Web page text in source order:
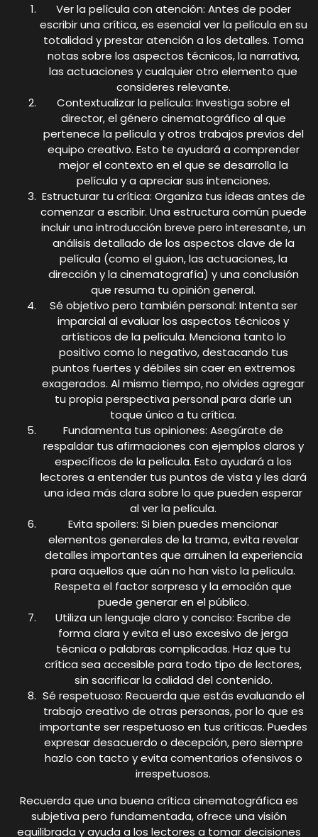
Ver la película con atención: Antes de poder
escribir una crítica, es esencial ver la película en su
totalidad y prestar atención a los detalles. Toma
notas sobre los aspectos técnicos, la narrativa,
las actuaciones y cualquier otro elemento que
consideres relevante.
Contextualizar la película: Investiga sobre el
director, el género cinematográfico al que
pertenece la película y otros trabajos previos del
equipo creativo. Esto te ayudará a comprender
mejor el contexto en el que se desarrolla la
película y a apreciar sus intenciones.
Estructurar tu crítica: Organiza tus ideas antes de
comenzar a escribir. Una estructura común puede
incluir una introducción breve pero interesante, un
análisis detallado de los aspectos clave de la
película (como el guion, las actuaciones, la
dirección y la cinematografía) y una conclusión
que resuma tu opinión general.
Sé objetivo pero también personal: Intenta ser
imparcial al evaluar los aspectos técnicos y
artísticos de la película. Menciona tanto lo
positivo como lo negativo, destacando tus
puntos fuertes y débiles sin caer en extremos
exagerados. Al mismo tiempo, no olvides agregar
tu propia perspectiva personal para darle un
toque único a tu crítica.
Fundamenta tus opiniones: Asegúrate de
respaldar tus afirmaciones con ejemplos claros y
específicos de la película. Esto ayudará a los
lectores a entender tus puntos de vista y les dará
una idea más clara sobre lo que pueden esperar
al ver la película.
Evita spoilers: Si bien puedes mencionar
elementos generales de la trama, evita revelar
detalles importantes que arruinen la experiencia
para aquellos que aún no han visto la película.
Respeta el factor sorpresa y la emoción que
puede generar en el público.
Utiliza un lenguaje claro y conciso: Escribe de
forma clara y evita el uso excesivo de jerga
técnica o palabras complicadas. Haz que tu
crítica sea accesible para todo tipo de lectores,
sin sacrificar la calidad del contenido.
Sé respetuoso: Recuerda que estás evaluando el
trabajo creativo de otras personas, por lo que es
importante ser respetuoso en tus críticas. Puedes
expresar desacuerdo o decepción, pero siempre
hazlo con tacto y evita comentarios ofensivos o
irrespetuosos.
Recuerda que una buena crítica cinematográfica es
subjetiva pero fundamentada, ofrece una visión
equilibrada y ayuda a los lectores a tomar decisiones